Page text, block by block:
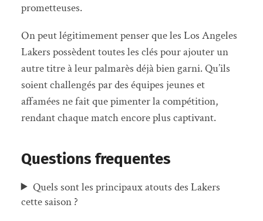
prometteuses.
On peut légitimement penser que les Los Angeles
Lakers possèdent toutes les clés pour ajouter un
autre titre à leur palmarès déjà bien garni. Qu’ils
soient challengés par des équipes jeunes et
affamées ne fait que pimenter la compétition,
rendant chaque match encore plus captivant.
Questions frequentes
Quels sont les principaux atouts des Lakers
cette saison ?